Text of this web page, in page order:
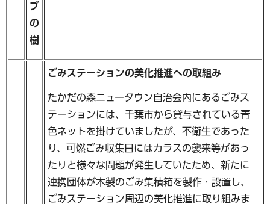
ブ
の
樹
ごみステーションの美化推進への取組み
たかだの森ニュータウン自治会内にあるごみス
テーションには、千葉市から貸与されている青
色ネットを掛けていましたが、不衛生であった
り、可燃ごみ収集日にはカラスの襲来等があっ
たりと様々な問題が発生していたため、新たに
連携団体が木製のごみ集積箱を製作・設置し、
ごみステーション周辺の美化推進に取り組みま